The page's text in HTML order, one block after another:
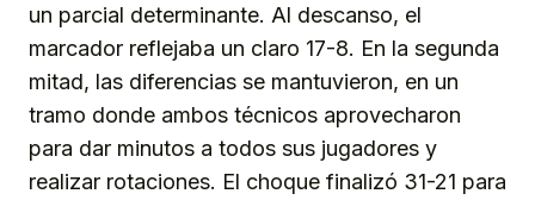
un parcial determinante. Al descanso, el
marcador reflejaba un claro 17-8. En la segunda
mitad, las diferencias se mantuvieron, en un
tramo donde ambos técnicos aprovecharon
para dar minutos a todos sus jugadores y
realizar rotaciones. El choque finalizó 31-21 para